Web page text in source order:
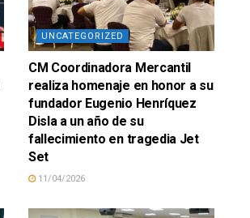
UNCATEGORIZED
CM Coordinadora Mercantil
realiza homenaje en honor a su
fundador Eugenio Henríquez
Disla a un año de su
fallecimiento en tragedia Jet
Set
11/04/2026